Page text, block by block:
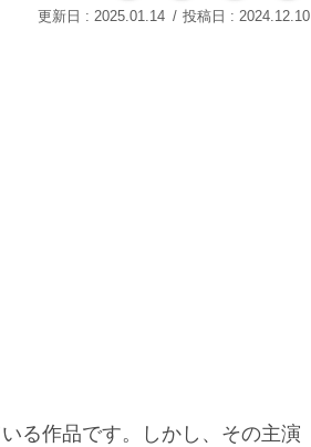
2025.01.14 2024.12.10
る作品です。しかし、その主演